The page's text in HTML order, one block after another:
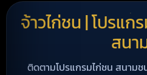
จ้าวไก่ชน | โปรแ
สนา
ติดตามโปรแกรมไก่ชน สนาม